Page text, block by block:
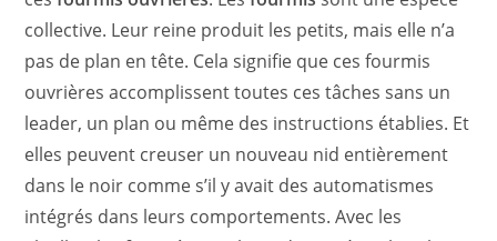
collective. Leur reine produit les petits, mais elle n’a
pas de plan en tête. Cela signifie que ces fourmis
ouvrières accomplissent toutes ces tâches sans un
leader, un plan ou même des instructions établies. Et
elles peuvent creuser un nouveau nid entièrement
dans le noir comme s’il y avait des automatismes
intégrés dans leurs comportements. Avec les